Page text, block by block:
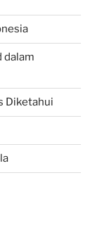
dalam
Diketahui